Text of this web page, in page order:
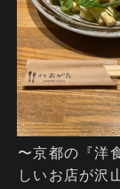
〜京都の『洋
しいお店が沢